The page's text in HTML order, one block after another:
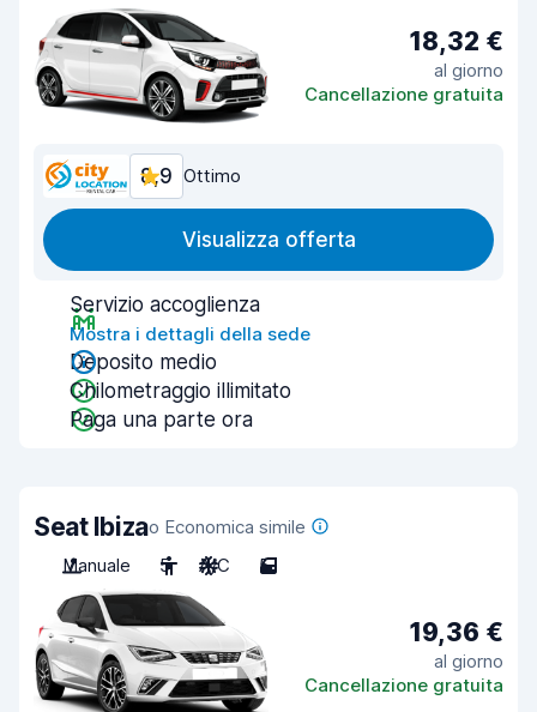
18,32 €
al giorno
Cancellazione gratuita
8,9 Ottimo
Visualizza offerta
Servizio accoglienza
Mostra i dettagli della sede
Deposito medio
Chilometraggio illimitato
Paga una parte ora
Seat Ibizao Economica simile
Manuale
5 A/C 5
19,36 €
al giorno
Cancellazione gratuita